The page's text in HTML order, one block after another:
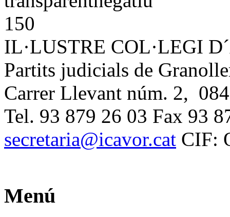
IL·LUSTRE COL·LEGI
Partits judicials de
Carrer Llevant núm. 2,
Tel. 93 879 26 03 Fax 93
secretaria@icavor.cat CIF:
Menú